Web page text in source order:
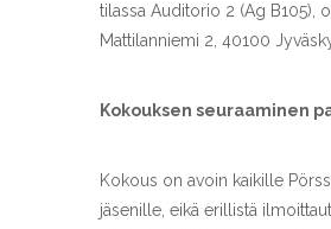
tilassa Auditorio 2 (Ag B105),
Mattilanniemi 2, 40100
Kokouksen seuraaminen
Kokous on avoin kaikille
jäsenille, eikä erillistä